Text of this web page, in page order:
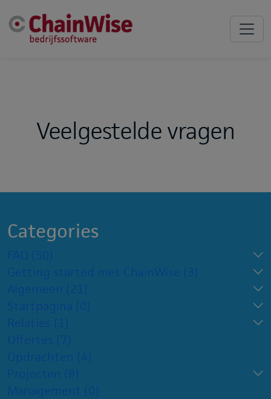
Veelgestelde vragen
Categories
FAQ (50)
Getting started met ChainWise (3)
Algemeen (21)
Startpagina (0)
Relaties (1)
Offertes (7)
Opdrachten (4)
Projecten (8)
Management (0)